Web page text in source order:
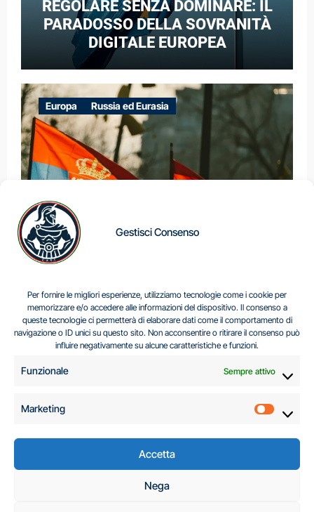
Gestisci Consenso
Per fornire le migliori esperienze, utilizziamo tecnologie come i cookie per
memorizzare e/o accedere alle informazioni del dispositivo. Il consenso a
queste tecnologie ci permetterà di elaborare dati come il comportamento di
navigazione o ID unici su questo sito. Non acconsentire o ritirare il consenso può
influire negativamente su alcune caratteristiche e funzioni.
Funzionale Sempre attivo
Marketing
Accetta
Nega
REGOLARE SENZA DOMINARE: IL
PARADOSSO DELLA SOVRANITÀ
DIGITALE EUROPEA
Europa Russia ed Eurasia
Centro Analisi e Studi Italus © Tutti i diritti riservati
C.A.S.I. – Centro